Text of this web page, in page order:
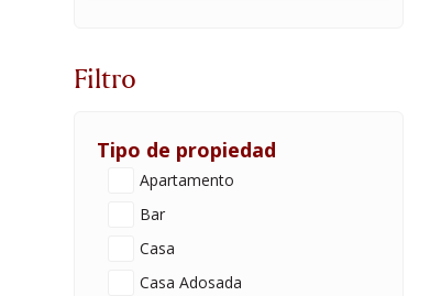
Filtro
Tipo de propiedad
Apartamento
Bar
Casa
Casa Adosada